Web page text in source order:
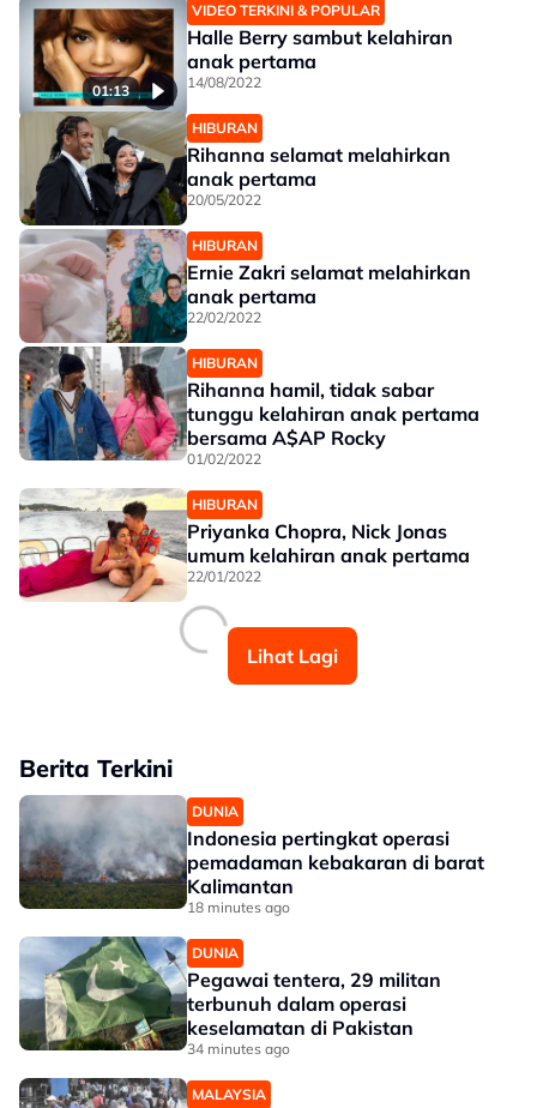
01:13
VIDEO TERKINI & POPULAR
Halle Berry sambut kelahiran
anak pertama
14/08/2022
HIBURAN
Rihanna selamat melahirkan
anak pertama
20/05/2022
HIBURAN
Ernie Zakri selamat melahirkan
anak pertama
22/02/2022
HIBURAN
Rihanna hamil, tidak sabar
tunggu kelahiran anak pertama
bersama A$AP Rocky
01/02/2022
HIBURAN
Priyanka Chopra, Nick Jonas
umum kelahiran anak pertama
22/01/2022
Lihat Lagi
Berita Terkini
DUNIA
Indonesia pertingkat operasi
pemadaman kebakaran di barat
Kalimantan
18 minutes ago
DUNIA
Pegawai tentera, 29 militan
terbunuh dalam operasi
keselamatan di Pakistan
34 minutes ago
MALAYSIA